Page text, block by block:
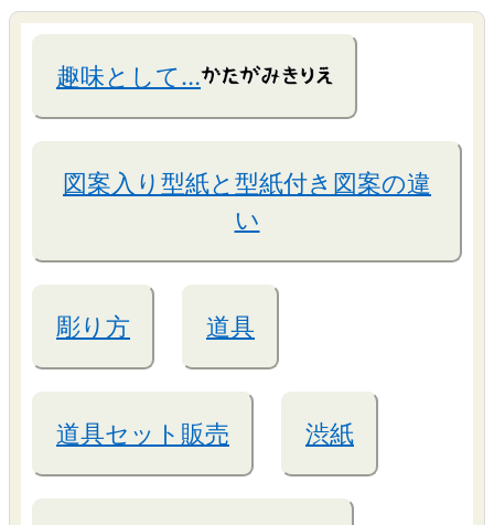
趣味として…
図案入り型紙と型紙付き図案の違
い
彫り方 道具
道具セット販売 渋紙